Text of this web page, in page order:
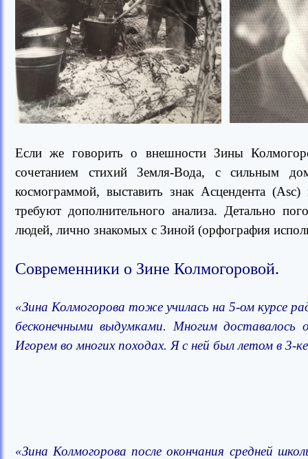
Если же говорить о внешности Зины
сочетанием стихий Земля-Вода, с сильным
космограммой, выставить знак Асцендента
требуют дополнительного анализа. Детально
людей, лично знакомых с Зиной (орфография
Современники о Зине Колмогоровой.
«Зина Колмогорова тоже училась на 5-ом курсе
бесконечными выдумками. Многим
Игорем во многих походах. Я с ней был летом в 3-
«Зина Колмогорова после окончания средней